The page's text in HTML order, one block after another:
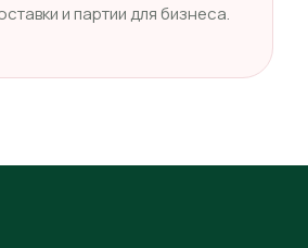
и партии для бизнеса.